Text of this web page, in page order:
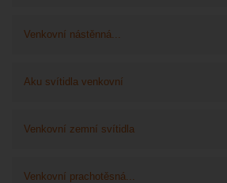
Venkovní nástěnná...
Aku svítidla venkovní
Venkovní zemní svítidla
Venkovní prachotěsná...